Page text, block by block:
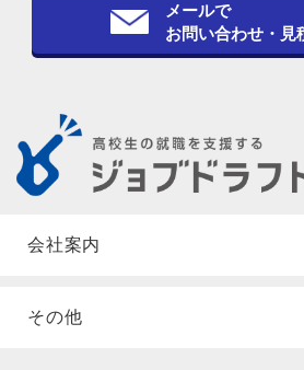
メールで
お問い合わせ・見
会社案内
その他